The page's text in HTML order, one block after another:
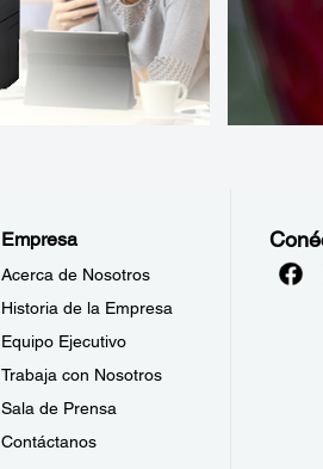
Empresa
Acerca de Nosotros
Historia de la Empresa
Equipo Ejecutivo
Trabaja con Nosotros
Sala de Prensa
Contáctanos